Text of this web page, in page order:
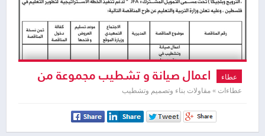
عطاء اعمال صيانة و تشطيب مجموعة من
مدارس مديرية التربية و التعليم / بيت لحم
عطاءات » مقاولات بناء وتصميم وتشطيب